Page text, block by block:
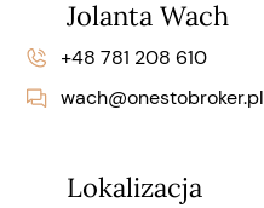
Jolanta Wach
+48 781 208 610
wach@onestobroker.pl
Lokalizacja